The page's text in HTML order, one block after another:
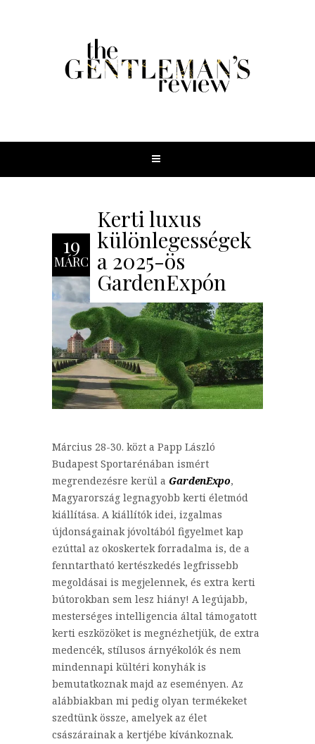
19
MÁRC
Kerti luxus
különlegességek
a 2025-ös
GardenExpón
Március 28-30. közt a Papp László
Budapest Sportarénában ismért
megrendezésre kerül a GardenExpo,
Magyarország legnagyobb kerti életmód
kiállítása. A kiállítók idei, izgalmas
újdonságainak jóvoltából figyelmet kap
ezúttal az okoskertek forradalma is, de a
fenntartható kertészkedés legfrissebb
megoldásai is megjelennek, és extra kerti
bútorokban sem lesz hiány! A legújabb,
mesterséges intelligencia által támogatott
kerti eszközöket is megnézhetjük, de extra
medencék, stílusos árnyékolók és nem
mindennapi kültéri konyhák is
bemutatkoznak majd az eseményen. Az
alábbiakban mi pedig olyan termékeket
szedtünk össze, amelyek az élet
császárainak a kertjébe kívánkoznak.